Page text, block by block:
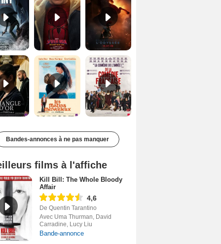
Le Triangle d'or Bande-annonce VF De la Comédie-Française Teaser VF
Bandes-annonces à ne pas manquer
films à l'affiche
Kill Bill: The Whole Bloody
Affair
4,6
De Quentin Tarantino
Avec Uma Thurman, David
Carradine, Lucy Liu
Bande-annonce